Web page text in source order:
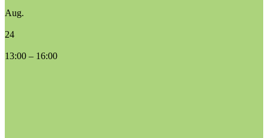
Aug.
24
13:00 – 16:00